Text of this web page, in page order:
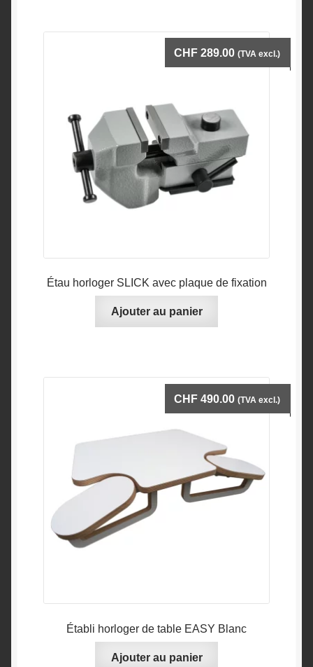
Étau horloger SLICK avec plaque de fixation
CHF 289.00 (TVA excl.)
Ajouter au panier
Établi horloger de table EASY Blanc
CHF 490.00 (TVA excl.)
Ajouter au panier